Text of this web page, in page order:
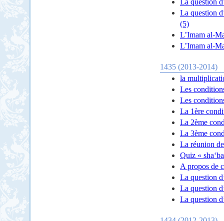
La question
(5)
L’Imam al-
L’Imam al-
1435 (2013-2014)
la
Les
Les
La 1ère
La 2ème
La 3ème
La réunion
Quiz «
A propos de
La question
La question
La question